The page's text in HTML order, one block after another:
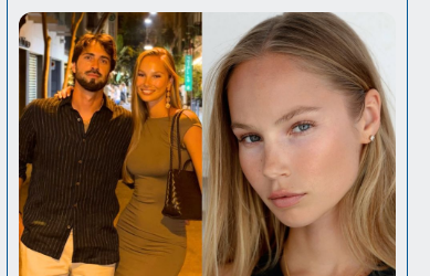
„გაშორებული“, ლამაზი ქალი" - რას
წერს ალლექსანდრა პაიჭაძე